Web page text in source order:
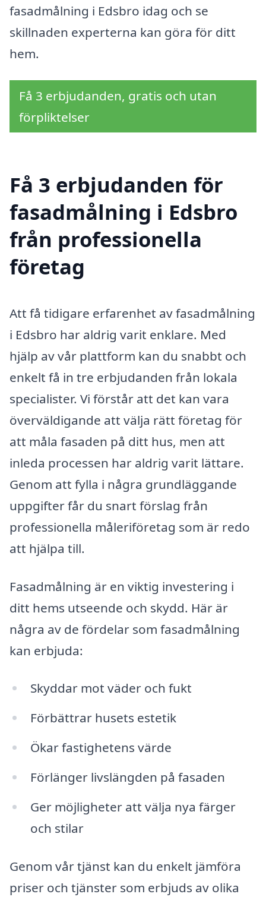
fasadmålning i Edsbro idag och se
skillnaden experterna kan göra för ditt
hem.
Få 3 erbjudanden, gratis och utan
förpliktelser
Få 3 erbjudanden för
fasadmålning i Edsbro
från professionella
företag
Att få tidigare erfarenhet av fasadmålning
i Edsbro har aldrig varit enklare. Med
hjälp av vår plattform kan du snabbt och
enkelt få in tre erbjudanden från lokala
specialister. Vi förstår att det kan vara
överväldigande att välja rätt företag för
att måla fasaden på ditt hus, men att
inleda processen har aldrig varit lättare.
Genom att fylla i några grundläggande
uppgifter får du snart förslag från
professionella måleriföretag som är redo
att hjälpa till.
Fasadmålning är en viktig investering i
ditt hems utseende och skydd. Här är
några av de fördelar som fasadmålning
kan erbjuda:
Skyddar mot väder och fukt
Förbättrar husets estetik
Ökar fastighetens värde
Förlänger livslängden på fasaden
Ger möjligheter att välja nya färger
och stilar
Genom vår tjänst kan du enkelt jämföra
priser och tjänster som erbjuds av olika